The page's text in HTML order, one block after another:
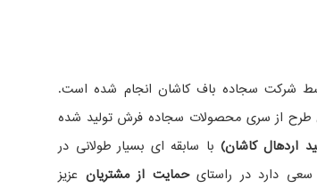
شرکت سجاده باف کاشان انجام شده است.
طرح از سری محصولات سجاده فرش تولید شده
اردهال کاشان) با سابقه ای بسیار طولانی در
سعی دارد در راستایحمایت از مشتریان عزیز